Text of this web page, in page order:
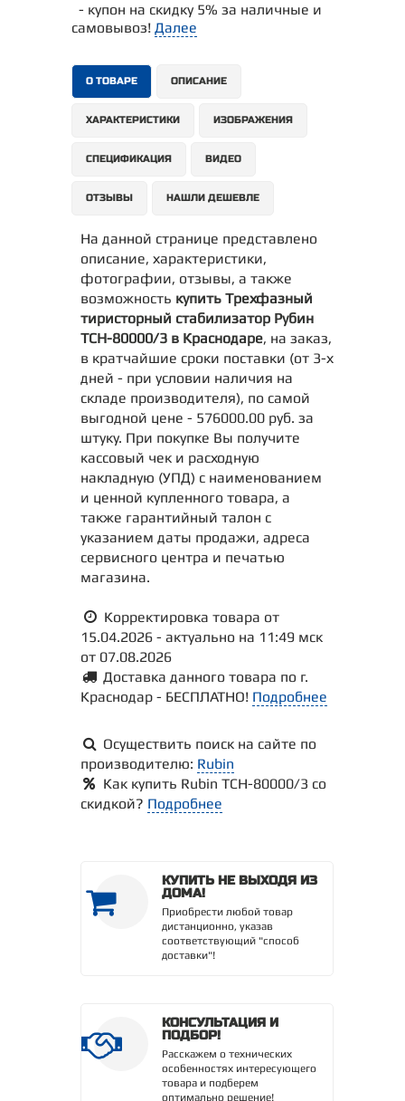
- купон на скидку 5% за наличные и
самовывоз! Далее
О ТОВАРЕ ОПИСАНИЕ
ХАРАКТЕРИСТИКИ ИЗОБРАЖЕНИЯ
СПЕЦИФИКАЦИЯ ВИДЕО
ОТЗЫВЫ НАШЛИ ДЕШЕВЛЕ
На данной странице представлено
описание, характеристики,
фотографии, отзывы, а также
возможность купить Трехфазный
тиристорный стабилизатор Рубин
ТСН-80000/3 в Краснодаре, на заказ,
в кратчайшие сроки поставки (от 3-х
дней - при условии наличия на
складе производителя), по самой
выгодной цене - 576000.00 руб. за
штуку. При покупке Вы получите
кассовый чек и расходную
накладную (УПД) с наименованием
и ценной купленного товара, а
также гарантийный талон с
указанием даты продажи, адреса
сервисного центра и печатью
магазина.
Корректировка товара от
15.04.2026 - актуально на 11:49 мск
от 07.08.2026
Доставка данного товара по г.
Краснодар - БЕСПЛАТНО! Подробнее
Осуществить поиск на сайте по
производителю: Rubin
Как купить Rubin ТСН-80000/3 со
скидкой? Подробнее
КУПИТЬ НЕ ВЫХОДЯ ИЗ
ДОМА!
Приобрести любой товар
дистанционно, указав
соответствующий "способ
доставки"!
КОНСУЛЬТАЦИЯ И
ПОДБОР!
Расскажем о технических
особенностях интересующего
товара и подберем
оптимально решение!